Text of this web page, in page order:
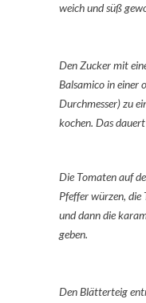
weich und süß
Den Zucker mit
Balsamico in einer
Durchmesser) zu
kochen. Das
Die Tomaten auf
Pfeffer würzen,
und dann die
geben.
Den Blätterteig